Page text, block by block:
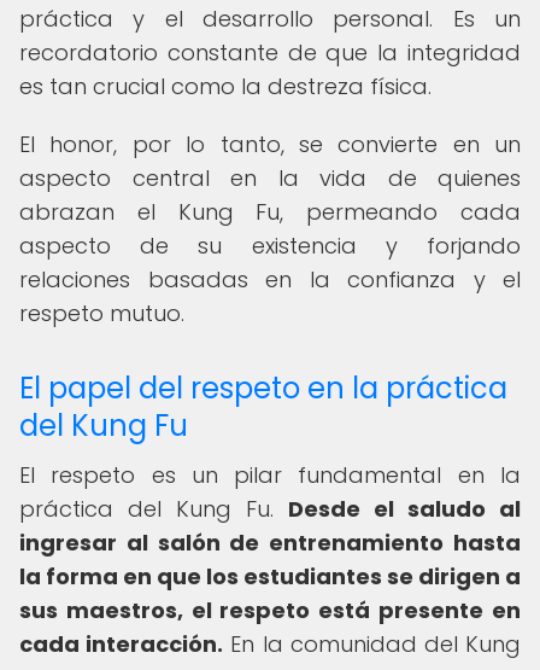
práctica y el desarrollo personal. Es un
recordatorio constante de que la integridad
es tan crucial como la destreza física.
El honor, por lo tanto, se convierte en un
aspecto central en la vida de quienes
abrazan el Kung Fu, permeando cada
aspecto de su existencia y forjando
relaciones basadas en la confianza y el
respeto mutuo.
El papel del respeto en la práctica
del Kung Fu
El respeto es un pilar fundamental en la
práctica del Kung Fu. Desde el saludo al
ingresar al salón de entrenamiento hasta
la forma en que los estudiantes se dirigen a
sus maestros, el respeto está presente en
cada interacción. En la comunidad del Kung